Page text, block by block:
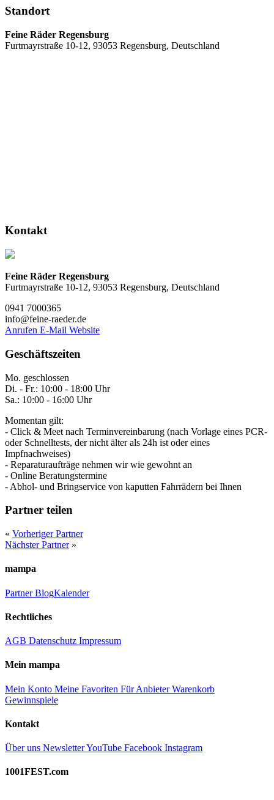
Standort
Feine Räder Regensburg
Furtmayrstraße 10-12, 93053 Regensburg, Deutschland
Kontakt
Feine Räder Regensburg
Furtmayrstraße 10-12, 93053 Regensburg, Deutschland
0941 7000365
info@feine-raeder.de
Anrufen E-Mail Website
Geschäftszeiten
Mo. geschlossen
Di. - Fr.: 10:00 - 18:00 Uhr
Sa.: 10:00 - 16:00 Uhr
Momentan gilt:
- Click & Meet nach Terminvereinbarung (nach Vorlage eines PCR-
oder Schnelltests, der nicht älter als 24h ist oder eines
Impfnachweises)
- Reparaturaufträge nehmen wir wie gewohnt an
- Online Beratungstermine
- Abhol- und Bringservice von kaputten Fahrrädern bei Ihnen
Partner teilen
« Vorheriger Partner
Nächster Partner»
mampa
PartnerBlogKalender
Rechtliches
AGB Datenschutz Impressum
Mein mampa
Mein Konto Meine Favoriten Für AnbieterWarenkorb
Gewinnspiele
Kontakt
Über uns NewsletterYouTube Facebook Instagram
1001FEST.com